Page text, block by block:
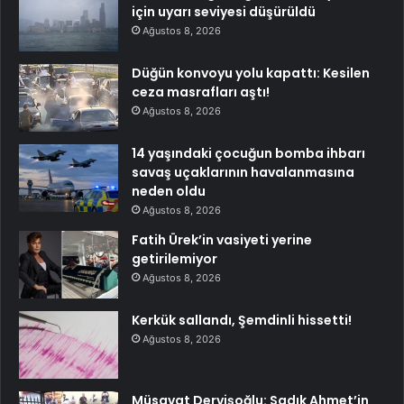
için uyarı seviyesi düşürüldü
Ağustos 8, 2026
Düğün konvoyu yolu kapattı: Kesilen
ceza masrafları aştı!
Ağustos 8, 2026
14 yaşındaki çocuğun bomba ihbarı
savaş uçaklarının havalanmasına
neden oldu
Ağustos 8, 2026
Fatih Ürek’in vasiyeti yerine
getirilemiyor
Ağustos 8, 2026
Kerkük sallandı, Şemdinli hissetti!
Ağustos 8, 2026